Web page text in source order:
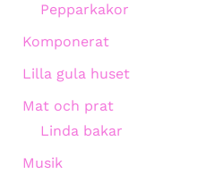
Pepparkakor
Komponerat
Lilla gula huset
Mat och prat
Linda bakar
Musik